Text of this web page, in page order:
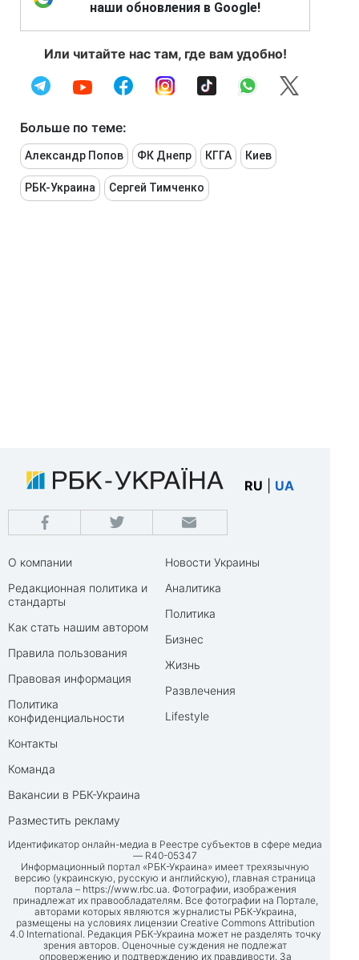
наши обновления в Google!
Или читайте нас там, где вам удобно!
Больше по теме:
Александр Попов ФК Днепр КГГА Киев
РБК-Украина Сергей Тимченко
RU UA
О компании
Редакционная политика и
стандарты
Как стать нашим автором
Правила пользования
Правовая информация
Политика
конфиденциальности
Контакты
Команда
Вакансии в РБК-Украина
Разместить рекламу
Новости Украины
Аналитика
Политика
Бизнес
Жизнь
Развлечения
Lifestyle
Идентификатор онлайн-медиа в Реестре субъектов в сфере медиа
— R40-05347
Информационный портал «РБК-Украина» имеет трехязычную
версию (украинскую, русскую и английскую), главная страница
портала – https://www.rbc.ua. Фотографии, изображения
принадлежат их правообладателям. Все фотографии на Портале,
авторами которых являются журналисты РБК-Украина,
размещены на условиях лицензии Creative Commons Attribution
4.0 International. Редакция РБК-Украина может не разделять точку
зрения авторов. Оценочные суждения не подлежат
опровержению и подтверждению их правдивости. За